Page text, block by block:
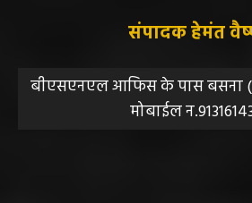
संपादक हेमंत
बीएसएनएल आफिस के पास बसना
मोबाईल